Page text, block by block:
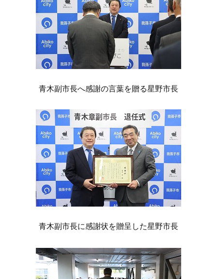
青木副市長へ感謝の言葉を贈る星野市長
青木副市長に感謝状を贈呈した星野市長